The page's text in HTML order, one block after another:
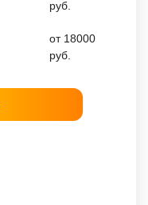
руб.
от 18000
руб.